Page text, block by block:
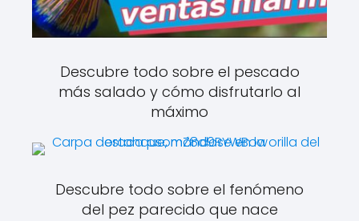
Descubre todo sobre el pescado
más salado y cómo disfrutarlo al
máximo
Descubre todo sobre el fenómeno
del pez parecido que nace